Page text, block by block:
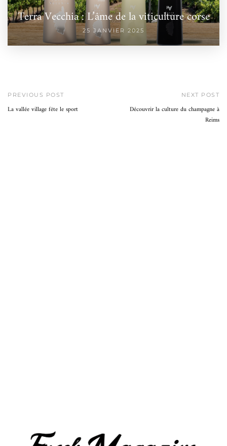
Terra Vecchia : L’âme de la viticulture corse
25 JANVIER 2025
PREVIOUS POST
La vallée village fête le sport
NEXT POST
Découvrir la culture du champagne à
Reims